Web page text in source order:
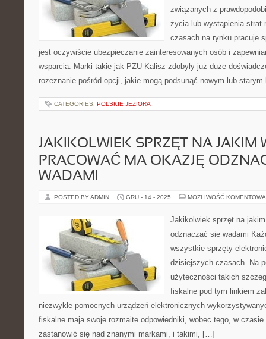
związanych z
życia lub wystąpienia strat
czasach na rynku pracuje
jest oczywiście ubezpieczanie zainteresowanych osób i
wsparcia. Marki takie jak PZU Kalisz zdobyły już duże
rozeznanie pośród opcji, jakie mogą podsunąć nowym lub
CATEGORIES: POLSKIE JEZIORA
JAKIKOLWIEK SPRZĘT NA JAKIM
PRACOWAĆ MA OKAZJĘ
WADAMI
POSTED BY ADMIN GRU - 14 - 2025 MOŻLIWOŚĆ
Jakikolwiek sprzęt na
odznaczać się wadami
wszystkie sprzęty
dzisiejszych czasach. Na
użyteczności takich
fiskalne pod tym linkiem
niezwykle pomocnych urządzeń elektronicznych
fiskalne maja swoje rozmaite odpowiedniki, wobec tego, w czasie
zastanowić się nad znanymi markami, i takimi, […]